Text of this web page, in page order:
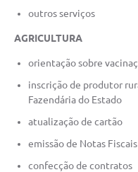
outros serviços
AGRICULTURA
orientação sobre
inscrição de produtor
Fazendária do Estado
atualização de cartão
emissão de Notas Fiscais
confecção de contratos